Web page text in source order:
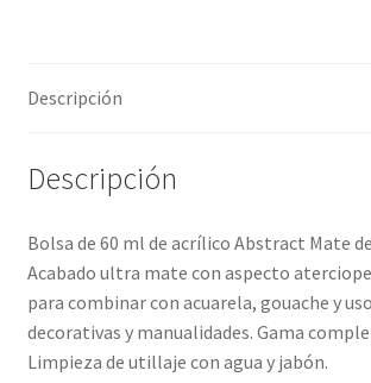
Descripción
Descripción
Bolsa de 60 ml de acrílico Abstract Mate
Acabado ultra mate con aspecto
para combinar con acuarela, gouache y
decorativas y manualidades. Gama
Limpieza de utillaje con agua y jabón.